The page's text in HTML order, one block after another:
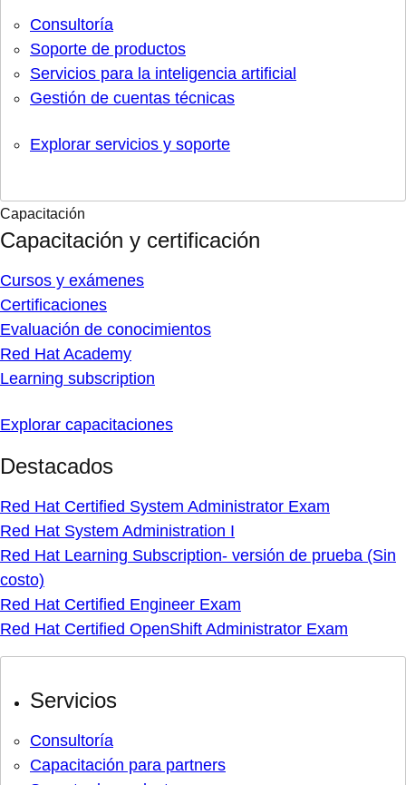
Consultoría
Soporte de productos
Servicios para la inteligencia artificial
Gestión de cuentas técnicas
Explorar servicios y soporte
Capacitación
Capacitación y certificación
Cursos y exámenes
Certificaciones
Evaluación de conocimientos
Red Hat Academy
Learning subscription
Explorar capacitaciones
Destacados
Red Hat Certified System Administrator Exam
Red Hat System Administration I
Red Hat Learning Subscription- versión de prueba (Sin
costo)
Red Hat Certified Engineer Exam
Red Hat Certified OpenShift Administrator Exam
Servicios
Consultoría
Capacitación para partners